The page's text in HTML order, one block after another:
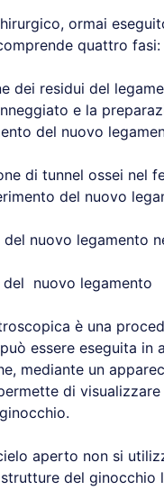
ormai
quattro fasi:
dei residui del
e la
del nuovo
di tunnel ossei nel
del nuovo
del nuovo legamento
del nuovo legamento
è una
essere eseguita in
mediante un
di
aperto non si
del ginocchio